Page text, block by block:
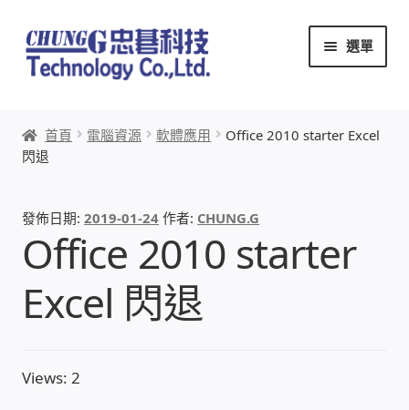
跳
至
導
列
跳
至
主
內
容
選單
關於忠碁
本站文章導覽
本站AI文字客服
創辦人:林慶忠
首頁 電腦資源 軟體應用
Office 2010 starter Excel
閃退
發佈日期:2019-01-24 作者: CHUNG.G
Office 2010 starter
Excel 閃退
Views: 2